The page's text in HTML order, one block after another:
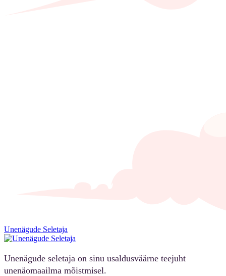
Unenägude Seletaja
Unenägude seletaja on sinu usaldusväärne teejuht
unenäomaailma mõistmisel.